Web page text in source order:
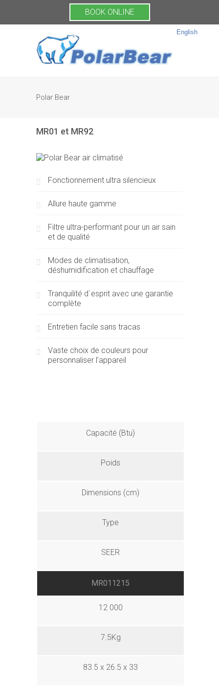
BOOK ONLINE
English
Polar Bear
MR01 et MR92
Fonctionnement ultra silencieux
Allure haute gamme
Filtre ultra-performant pour un air sain
et de qualité
Modes de climatisation,
déshumidification et chauffage
Tranquilité d`esprit avec une garantie
complète
Entretien facile sans tracas
Vaste choix de couleurs pour
personnaliser l’appareil
Capacité (Btu)
Poids
Dimensions (cm)
Type
SEER
MR011215
12 000
7.5Kg
83.5 x 26.5 x 33